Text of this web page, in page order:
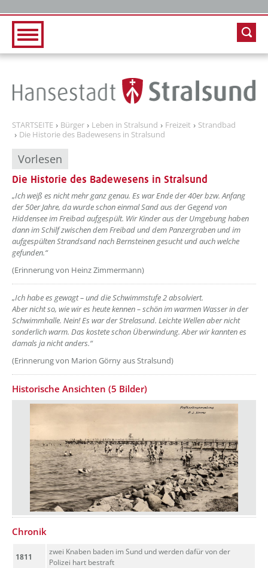
STARTSEITE Bürger Leben in Stralsund Freizeit
Strandbad
Die Historie des Badewesens in Stralsund
Vorlesen
Die Historie des Badewesens in Stralsund
„Ich weiß es nicht mehr ganz genau. Es war Ende der 40er bzw. Anfang
der 50er Jahre, da wurde schon einmal Sand aus der Gegend von
Hiddensee im Freibad aufgespült. Wir Kinder aus der Umgebung haben
dann im Schilf zwischen dem Freibad und dem Panzergraben und im
aufgespülten Strandsand nach Bernsteinen gesucht und auch welche
gefunden.“
(Erinnerung von Heinz Zimmermann)
„Ich habe es gewagt – und die Schwimmstufe 2 absolviert.
Aber nicht so, wie wir es heute kennen – schön im warmen Wasser in der
Schwimmhalle. Nein!Es war der Strelasund. Leichte Wellen aber nicht
sonderlich warm. Das kostete schon Überwindung.Aber wir kannten es
damals ja nicht anders.“
(Erinnerung von Marion Görny aus Stralsund)
Historische Ansichten (5 Bilder)
Chronik
1811
zwei Knaben baden im Sund und werden dafür von der
Polizei hart bestraft